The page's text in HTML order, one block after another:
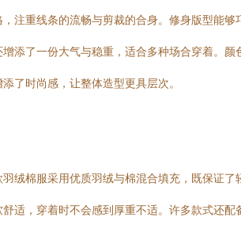
注重线条的流畅与剪裁的合身。修身版型能
添了一份大气与稳重，适合多种场合穿着。
了时尚感，让整体造型更具层次。
绒棉服采用优质羽绒与棉混合填充，既保证
适，穿着时不会感到厚重不适。许多款式还